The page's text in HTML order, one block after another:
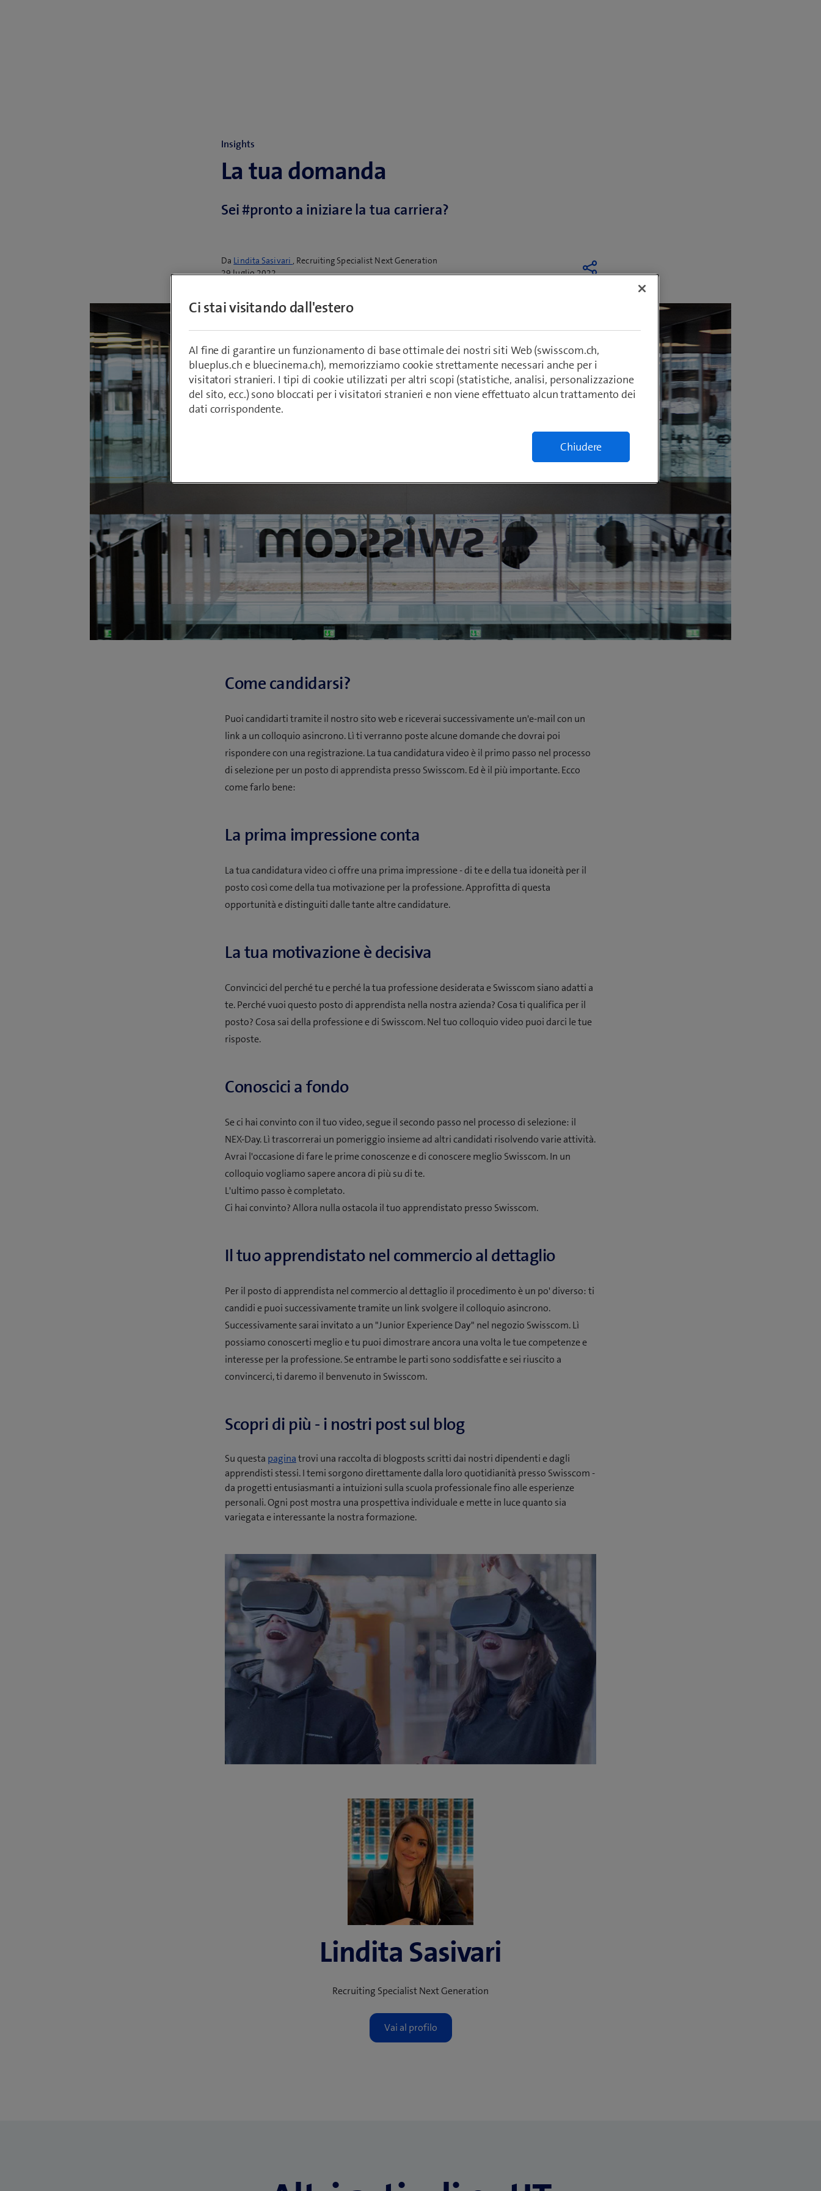
Insights
La tua domanda
Sei #pronto a iniziare la tua carriera?
Da Lindita Sasivari , Recruiting Specialist Next Generation
29 luglio 2022
Come candidarsi?
Puoi candidarti tramite il nostro sito web e riceverai successivamente un'e-mail con un
link a un colloquio asincrono. Lì ti verranno poste alcune domande che dovrai poi
rispondere con una registrazione. La tua candidatura video è il primo passo nel processo
di selezione per un posto di apprendista presso Swisscom. Ed è il più importante. Ecco
come farlo bene:
La prima impressione conta
La tua candidatura video ci offre una prima impressione - di te e della tua idoneità per il
posto così come della tua motivazione per la professione. Approfitta di questa
opportunità e distinguiti dalle tante altre candidature.
La tua motivazione è decisiva
Convincici del perché tu e perché la tua professione desiderata e Swisscom siano adatti a
te. Perché vuoi questo posto di apprendista nella nostra azienda? Cosa ti qualifica per il
posto? Cosa sai della professione e di Swisscom. Nel tuo colloquio video puoi darci le tue
risposte.
Conoscici a fondo
Se ci hai convinto con il tuo video, segue il secondo passo nel processo di selezione: il
NEX-Day. Lì trascorrerai un pomeriggio insieme ad altri candidati risolvendo varie attività.
Avrai l'occasione di fare le prime conoscenze e di conoscere meglio Swisscom. In un
colloquio vogliamo sapere ancora di più su di te.
L'ultimo passo è completato.
Ci hai convinto? Allora nulla ostacola il tuo apprendistato presso Swisscom.
Il tuo apprendistato nel commercio al dettaglio
Per il posto di apprendista nel commercio al dettaglio il procedimento è un po' diverso: ti
candidi e puoi successivamente tramite un link svolgere il colloquio asincrono.
Successivamente sarai invitato a un "Junior Experience Day" nel negozio Swisscom. Lì
possiamo conoscerti meglio e tu puoi dimostrare ancora una volta le tue competenze e
interesse per la professione. Se entrambe le parti sono soddisfatte e sei riuscito a
convincerci, ti daremo il benvenuto in Swisscom.
Scopri di più - i nostri post sul blog
Su questa paginatrovi una raccolta di blogposts scritti dai nostri dipendenti e dagli
apprendisti stessi. I temi sorgono direttamente dalla loro quotidianità presso Swisscom -
da progetti entusiasmanti a intuizioni sulla scuola professionale fino alle esperienze
personali. Ogni post mostra una prospettiva individuale e mette in luce quanto sia
variegata e interessante la nostra formazione.
Lindita Sasivari
Recruiting Specialist Next Generation
Ci stai visitando dall'estero
Al fine di garantire un funzionamento di base ottimale dei nostri siti Web (swisscom.ch,
blueplus.ch e bluecinema.ch), memorizziamo cookie strettamente necessari anche per i
visitatori stranieri. I tipi di cookie utilizzati per altri scopi (statistiche, analisi, personalizzazione
del sito, ecc.) sono bloccati per i visitatori stranieri e non viene effettuato alcun trattamento dei
dati corrispondente.
Chiudere